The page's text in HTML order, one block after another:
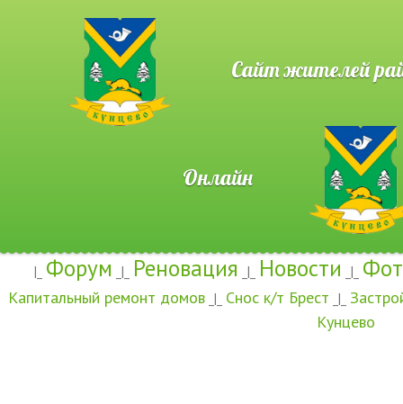
Сайт жителей
Онлайн
|_ Форум _|_ Реновация _|_ Новости _|_
Капитальный ремонт домов _|_ Снос к/т Брест _|_
Кунцево